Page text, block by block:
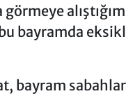
alıştığım
bayramda
bayram